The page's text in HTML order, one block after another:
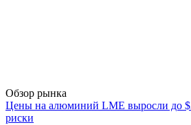
Обзор рынка
Цены на алюминий LME выросли до
риски